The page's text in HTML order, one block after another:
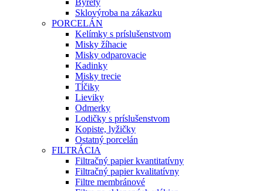
Byrety
Sklovýroba na zákazku
PORCELÁN
Kelímky s príslušenstvom
Misky žíhacie
Misky odparovacie
Kadinky
Misky trecie
Tĺčiky
Lieviky
Odmerky
Lodičky s príslušenstvom
Kopiste, lyžičky
Ostatný porcelán
FILTRÁCIA
Filtračný papier kvantitatívny
Filtračný papier kvalitatívny
Filtre membránové